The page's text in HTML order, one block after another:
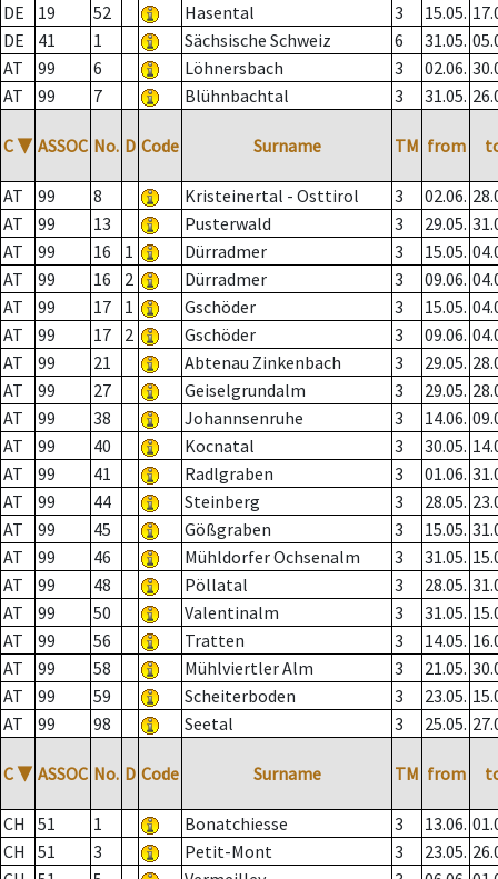
DE
19 52 Hasental 3 15.05.
DE
41 1 Sächsische Schweiz 6 31.05.
AT
99 6 Löhnersbach 3 02.06.
AT
99 7 Blühnbachtal 3 31.05.
C ▼ ASSOC No. D Code Surname TM from
AT 99 8 Kristeinertal - Osttirol 3 02.06.
AT
99 13 Pusterwald 3 29.05.
AT
99 16 1 Dürradmer 3 15.05.
AT
99 16 2 Dürradmer 3 09.06.
AT
99 17 1 Gschöder 3 15.05.
AT
99 17 2 Gschöder 3 09.06.
AT
99 21 Abtenau Zinkenbach 3 29.05.
AT
99 27 Geiselgrundalm 3 29.05.
AT
99 38 Johannsenruhe 3 14.06.
AT
99 40 Kocnatal 3 30.05.
AT
99 41 Radlgraben 3 01.06.
AT
99 44 Steinberg 3 28.05.
AT
99 45 Gößgraben 3 15.05.
AT
99 46 Mühldorfer Ochsenalm 3 31.05.
AT
99 48 Pöllatal 3 28.05.
AT
99 50 Valentinalm 3 31.05.
AT
99 56 Tratten 3 14.05.
AT
99 58 Mühlviertler Alm 3 21.05.
AT
99 59 Scheiterboden 3 23.05.
AT
99 98 Seetal 3 25.05.
C ▼ ASSOC No. D Code Surname TM from
CH 51 1 Bonatchiesse 3 13.06.
CH
51 3 Petit-Mont 3 23.05.